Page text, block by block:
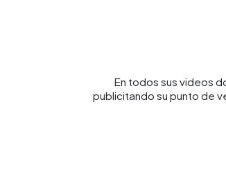
En todos sus videos
publicitando su punto de